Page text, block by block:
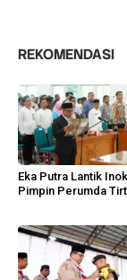
REKOMENDASI
Eka Putra Lantik
Pimpin Perumda